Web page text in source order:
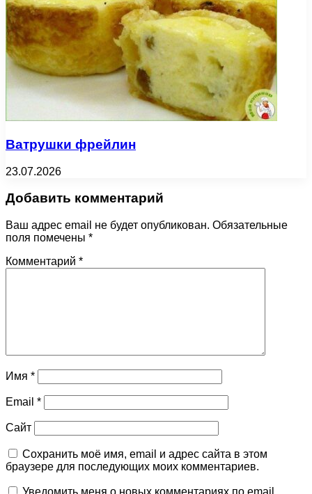
Ватрушки фрейлин
23.07.2026
Добавить комментарий
Ваш адрес email не будет опубликован. Обязательные
поля помечены *
Комментарий *
Имя *
Email *
Сайт
Сохранить моё имя, email и адрес сайта в этом
браузере для последующих моих комментариев.